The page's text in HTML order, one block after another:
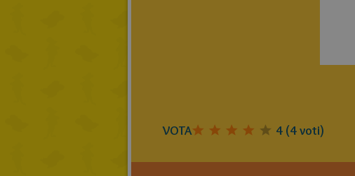
VOTA 4 (4voti)